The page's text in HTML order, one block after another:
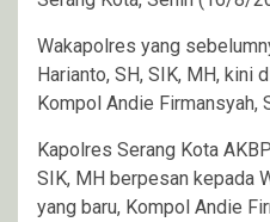
Wakapolres yang
Harianto, SH, SIK, MH, kini
Kompol Andie Firmansyah,
Kapolres Serang Kota
SIK, MH berpesan kepada
yang baru, Kompol Andie